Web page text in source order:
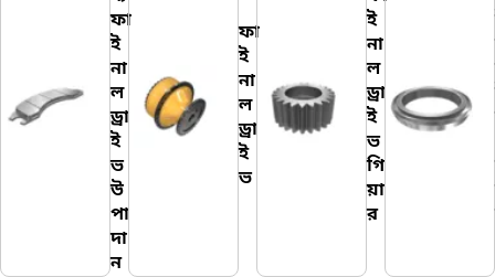
ফা
ই
না
ল
ড্রা
ই
ভ
উ
পা
দা
ন
ফা
ই
না
ল
ড্রা
ই
ভ
ই
না
ল
ড্রা
ই
ভ
গি
য়া
র